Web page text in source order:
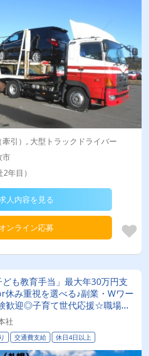
牽引）, 大型トラックドライバー
市
年目）
人内容を見る
ンライン応募
も教育手当」最大年30万円支
休み重視を選べる♪副業・Wワー
歓迎◎子育て世代応援☆職場見
品・青果の配送ドライバー募集
社
交通費支給 休日4日以上